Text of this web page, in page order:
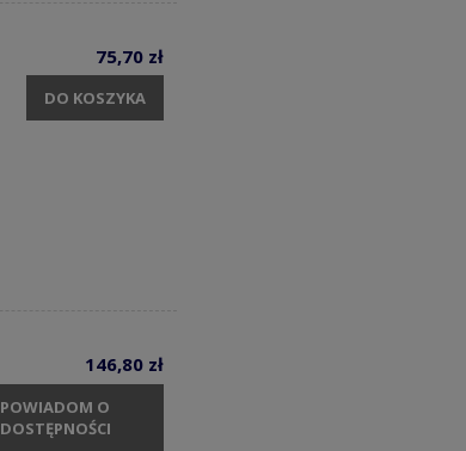
75,70 zł
DO KOSZYKA
146,80 zł
POWIADOM O
DOSTĘPNOŚCI